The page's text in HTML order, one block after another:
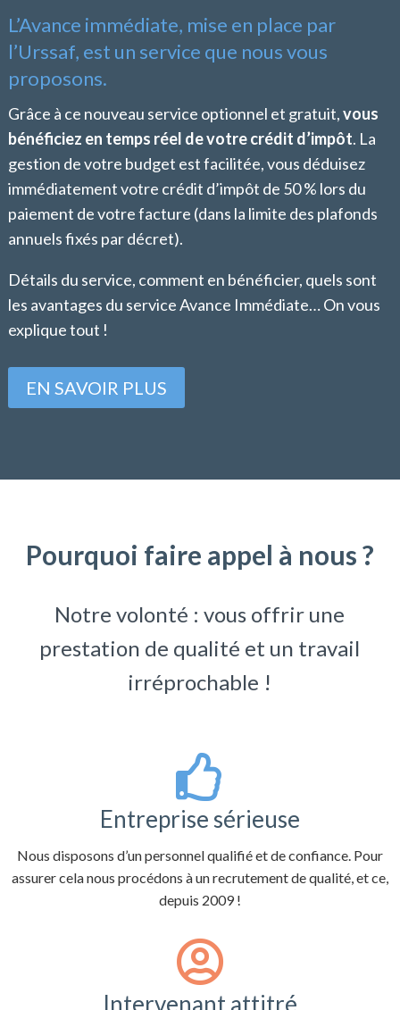
L’Avance immédiate, mise en place par
l’Urssaf, est un service que nous vous
proposons.
Grâce à ce nouveau service optionnel et gratuit,vous
bénéficiez en temps réel de votre crédit d’impôt. La
gestion de votre budget est facilitée, vous déduisez
immédiatement votre crédit d’impôt de 50 % lors du
paiement de votre facture (dans la limite des plafonds
annuels fixés par décret).
Détails du service, comment en bénéficier, quels sont
les avantages du service Avance Immédiate… On vous
explique tout !
EN SAVOIR PLUS
Pourquoi faire appel à nous ?
Notre volonté : vous offrir une
prestation de qualité et un travail
irréprochable !

Entreprise sérieuse
Nous disposons d’un personnel qualifié et de confiance. Pour
assurer cela nous procédons à un recrutement de qualité, et ce,
depuis 2009 !

Intervenant attitré